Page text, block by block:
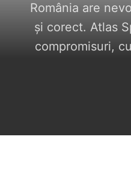
România are
și corect. Atlas
compromisuri,